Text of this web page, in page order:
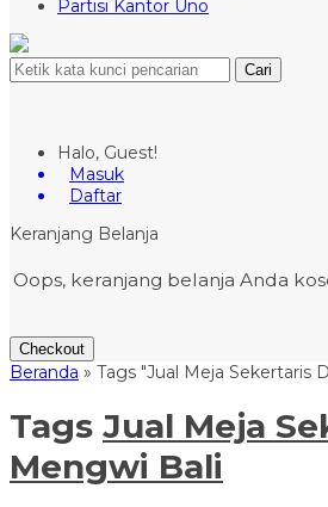
Partisi Kantor Uno
Cari
Halo, Guest!
Masuk
Daftar
Keranjang Belanja
Oops, keranjang belanja Anda
Checkout
Beranda » Tags "Jual Meja Sekertaris
Tags Jual Meja
Mengwi Bali